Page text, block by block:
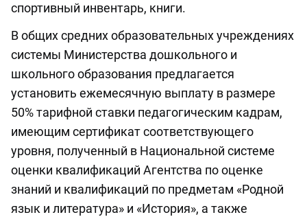
спортивный инвентарь, книги.
В общих средних образовательных учреждениях
системы Министерства дошкольного и
школьного образования предлагается
установить ежемесячную выплату в размере
50% тарифной ставки педагогическим кадрам,
имеющим сертификат соответствующего
уровня, полученный в Национальной системе
оценки квалификаций Агентства по оценке
знаний и квалификаций по предметам «Родной
язык и литература» и «История», а также